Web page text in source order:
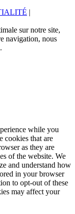
|
sur notre site,
navigation, nous
while you
cookies that are
as they are
of the website. We
and understand how
in your browser
to opt-out of these
may affect your